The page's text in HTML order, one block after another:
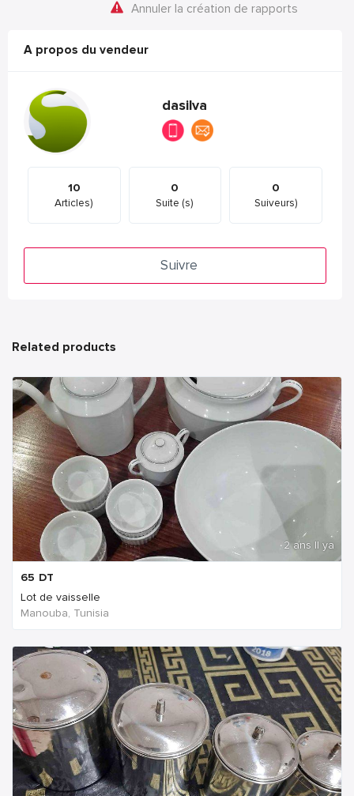
Annuler la création de rapports
A propos du vendeur
dasilva
10
Articles)
0
Suite (s)
0
Suiveurs)
Suivre
Related products
2 ans Il ya
65 DT
Lot de vaisselle
Manouba, Tunisia